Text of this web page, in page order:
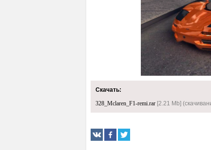
Скачать:
328_Mclaren_F1-remi.rar [2.21 Mb]